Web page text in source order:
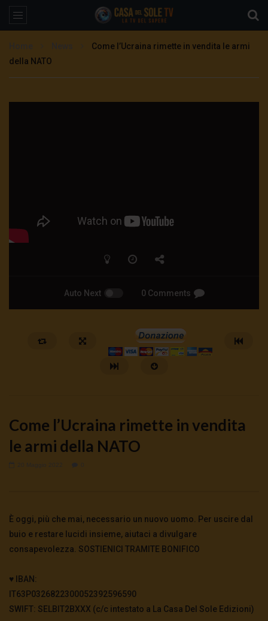
Come l’Ucraina rimette in vendita le armi
della NATO
Auto Next 0 Comments
0
51 0 0
0
275 0
Come l’Ucraina rimette in vendita
le armi della NATO
È oggi, più che mai, necessario un nuovo uomo. Per uscire dal
buio e restare lucidi insieme, aiutaci a divulgare
consapevolezza. SOSTIENICI TRAMITE BONIFICO
♥️ IBAN:
IT63P0326822300052392596590
SWIFT: SELBIT2BXXX (c/c intestato a La Casa Del Sole Edizioni)